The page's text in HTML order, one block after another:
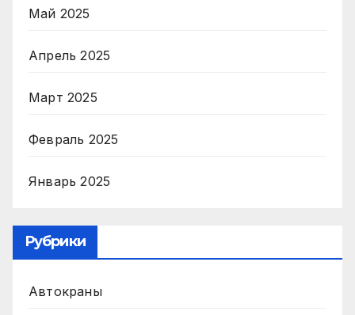
Май 2025
Апрель 2025
Март 2025
Февраль 2025
Январь 2025
Рубрики
Автокраны